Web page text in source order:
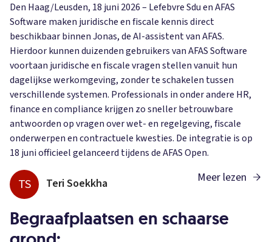
Den Haag/Leusden, 18 juni 2026 – Lefebvre Sdu en AFAS
Software maken juridische en fiscale kennis direct
beschikbaar binnen Jonas, de AI-assistent van AFAS.
Hierdoor kunnen duizenden gebruikers van AFAS Software
voortaan juridische en fiscale vragen stellen vanuit hun
dagelijkse werkomgeving, zonder te schakelen tussen
verschillende systemen. Professionals in onder andere HR,
finance en compliance krijgen zo sneller betrouwbare
antwoorden op vragen over wet- en regelgeving, fiscale
onderwerpen en contractuele kwesties. De integratie is op
18 juni officieel gelanceerd tijdens de AFAS Open.
TS Teri Soekkha Meer lezen
Begraafplaatsen en schaarse